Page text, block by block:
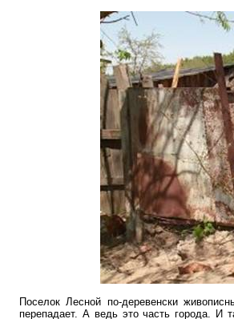
Поселок Лесной по-деревенски
перепадает. А ведь это часть города. И